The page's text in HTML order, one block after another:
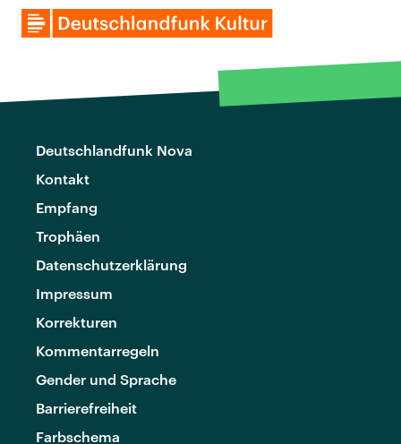
Deutschlandfunk Nova
Kontakt
Empfang
Trophäen
Datenschutzerklärung
Impressum
Korrekturen
Kommentarregeln
Gender und Sprache
Barrierefreiheit
Farbschema